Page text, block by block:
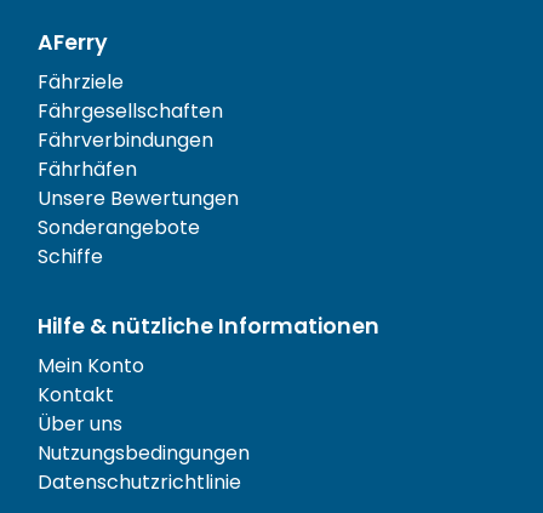
AFerry
Fährziele
Fährgesellschaften
Fährverbindungen
Fährhäfen
Unsere Bewertungen
Sonderangebote
Schiffe
Hilfe & nützliche Informationen
Mein Konto
Kontakt
Über uns
Nutzungsbedingungen
Datenschutzrichtlinie